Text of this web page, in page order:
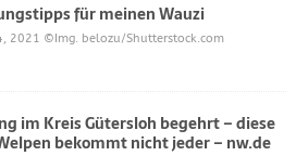
für meinen Wauzi
2021 ©Img. belozu/Shutterstock.com
im Kreis Gütersloh begehrt – diese
bekommt nicht jeder – nw.de